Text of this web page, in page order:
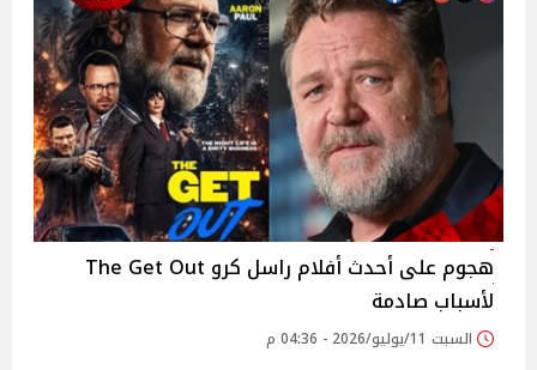
هجوم على أحدث أفلام راسل كرو The Get Out
لأسباب صادمة
السبت 11/يوليو/2026 - 04:36 م